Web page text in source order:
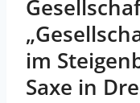
im
Saxe in